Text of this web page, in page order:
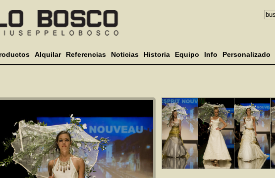
Alquilar Referencias Noticias Historia Equipo Info Personalizado